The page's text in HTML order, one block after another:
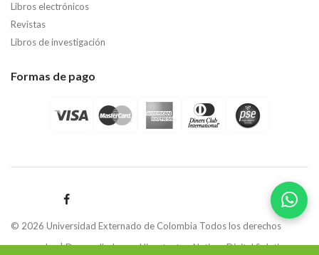
Libros electrónicos
Revistas
Libros de investigación
Formas de pago
© 2026 Universidad Externado de Colombia Todos los derechos
reservados | Desarrollado porHipertexto - Netizen Digital Solutions.